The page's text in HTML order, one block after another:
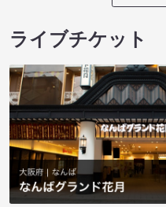
ライブチケット